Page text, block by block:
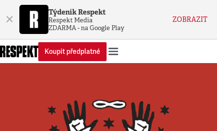
× Týdeník Respekt
Respekt Media
ZDARMA - na Google Play
ZOBRAZIT
Koupit předplatné